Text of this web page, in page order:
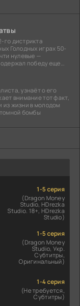
го дистрикта
Голодных играх 50-
нулевые —
победу еще
узнаёт о его
внимание тот факт,
из жизни в молодом
бомбы
1-5 серия
(Dragon Money
Studio, HDrezka
Studio. 18+, HDrezka
Studio)
1-5 серия
(Dragon Money
Studio, Укр.
Субтитры,
Оригинальный)
1-4 серия
(Не требуется,
Субтитры)